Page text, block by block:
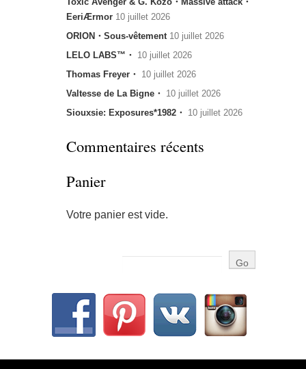
EeriÆrmor 10 juillet 2026
ORION・Sous-vêtement 10 juillet 2026
LELO LABS™・ 10 juillet 2026
Thomas Freyer・ 10 juillet 2026
Valtesse de La Bigne・ 10 juillet 2026
Siouxsie: Exposures*1982・ 10 juillet 2026
Commentaires récents
Panier
Votre panier est vide.